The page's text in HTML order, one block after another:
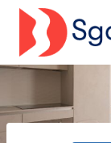
Salta
contenuto